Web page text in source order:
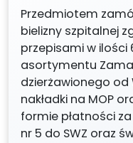
Przedmiotem
bielizny szpitalnej
przepisami w ilości
asortymentu
dzierżawionego od
nakładki na MOP
formie płatności
nr 5 do SWZ oraz